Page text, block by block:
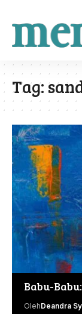
Tag:
Babu-
OlehDeandra